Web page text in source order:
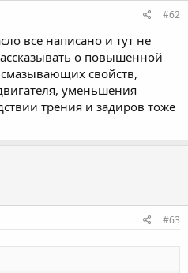
#62
все написано и тут не
о повышенной
смазывающих свойств,
уменьшения
трения и задиров тоже
#63